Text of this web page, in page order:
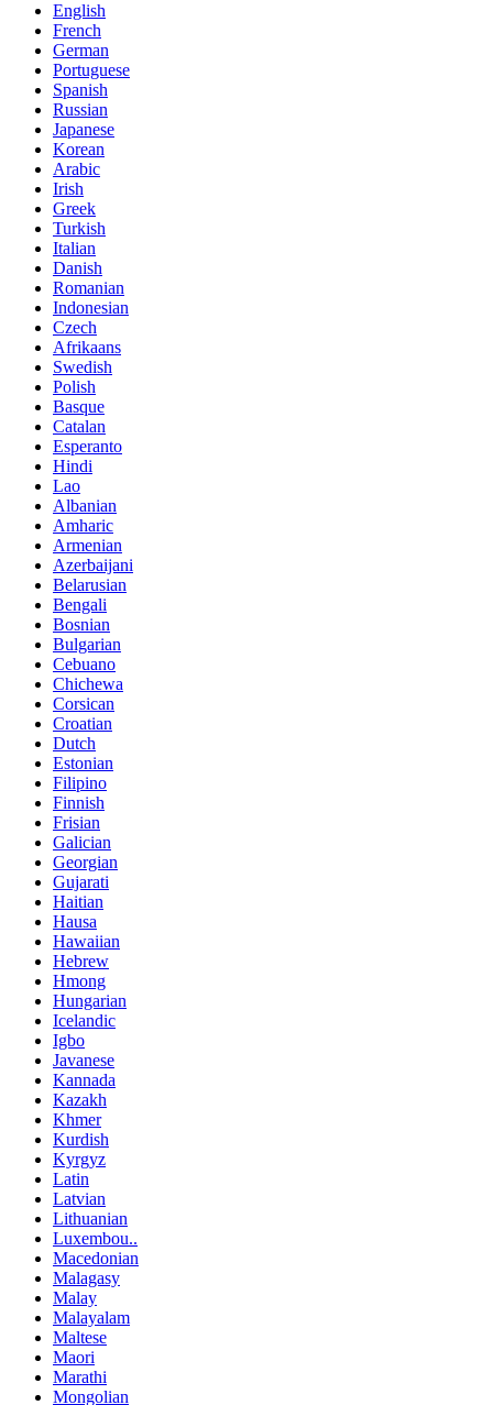
English
French
German
Portuguese
Spanish
Russian
Japanese
Korean
Arabic
Irish
Greek
Turkish
Italian
Danish
Romanian
Indonesian
Czech
Afrikaans
Swedish
Polish
Basque
Catalan
Esperanto
Hindi
Lao
Albanian
Amharic
Armenian
Azerbaijani
Belarusian
Bengali
Bosnian
Bulgarian
Cebuano
Chichewa
Corsican
Croatian
Dutch
Estonian
Filipino
Finnish
Frisian
Galician
Georgian
Gujarati
Haitian
Hausa
Hawaiian
Hebrew
Hmong
Hungarian
Icelandic
Igbo
Javanese
Kannada
Kazakh
Khmer
Kurdish
Kyrgyz
Latin
Latvian
Lithuanian
Luxembou..
Macedonian
Malagasy
Malay
Malayalam
Maltese
Maori
Marathi
Mongolian